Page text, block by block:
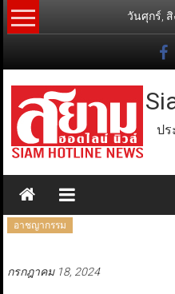
Skip
to
วันศุกร์,
ปร
อาชญากรรม
กรกฎาคม 18, 2024